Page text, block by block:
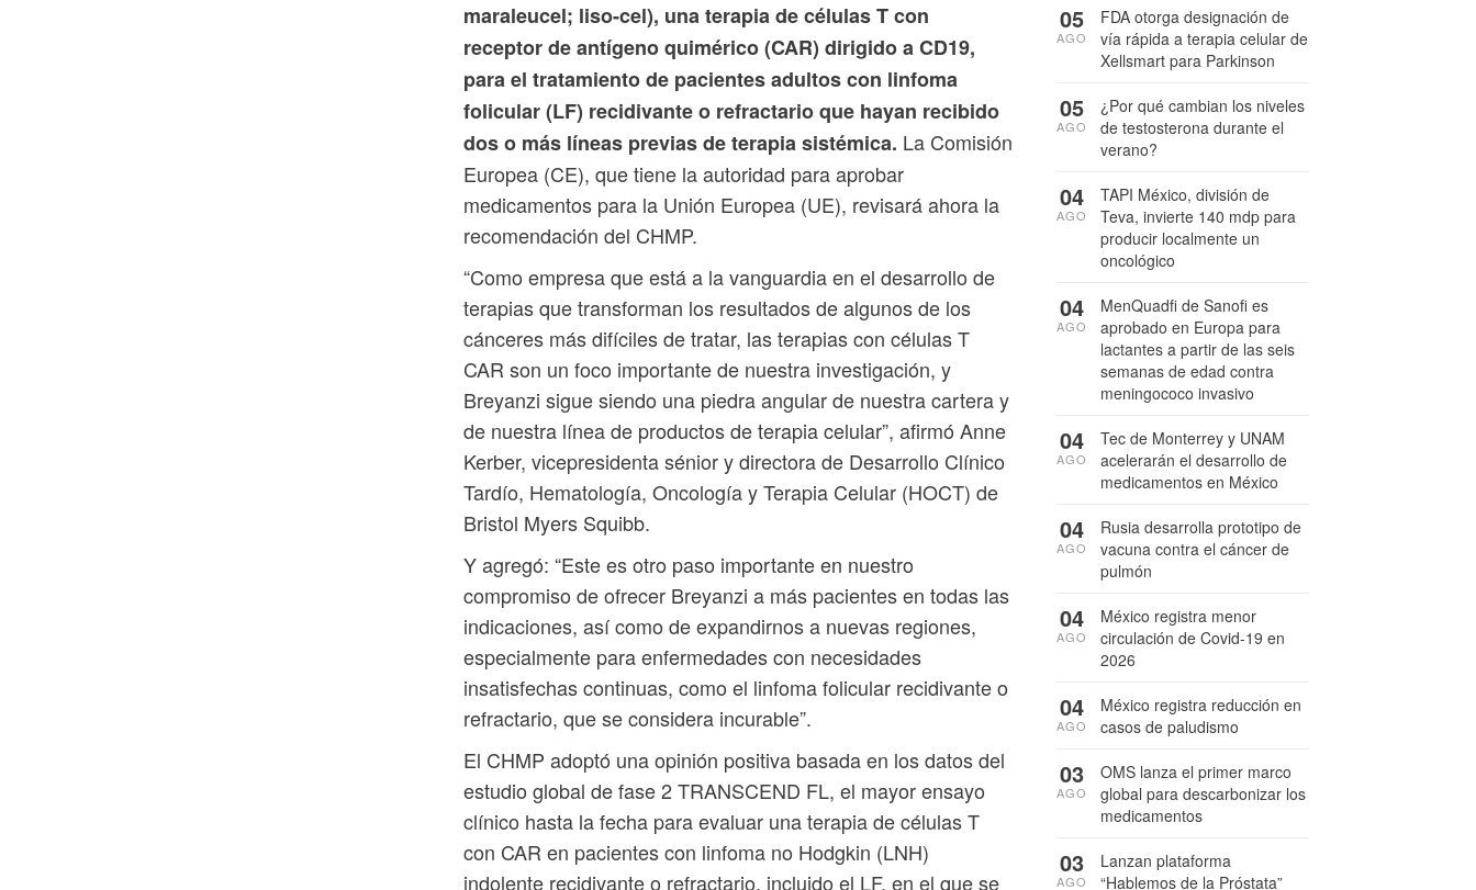
maraleucel; liso-cel), una terapia de células T con
receptor de antígeno quimérico (CAR) dirigido a CD19,
para el tratamiento de pacientes adultos con linfoma
folicular (LF) recidivante o refractario que hayan recibido
dos o más líneas previas de terapia sistémica. La Comisión
Europea (CE), que tiene la autoridad para aprobar
medicamentos para la Unión Europea (UE), revisará ahora la
recomendación del CHMP.
“Como empresa que está a la vanguardia en el desarrollo de
terapias que transforman los resultados de algunos de los
cánceres más difíciles de tratar, las terapias con células T
CAR son un foco importante de nuestra investigación, y
Breyanzi sigue siendo una piedra angular de nuestra cartera y
de nuestra línea de productos de terapia celular”, afirmó Anne
Kerber, vicepresidenta sénior y directora de Desarrollo Clínico
Tardío, Hematología, Oncología y Terapia Celular (HOCT) de
Bristol Myers Squibb.
Y agregó: “Este es otro paso importante en nuestro
compromiso de ofrecer Breyanzi a más pacientes en todas las
indicaciones, así como de expandirnos a nuevas regiones,
especialmente para enfermedades con necesidades
insatisfechas continuas, como el linfoma folicular recidivante o
refractario, que se considera incurable”.
El CHMP adoptó una opinión positiva basada en los datos del
estudio global de fase 2 TRANSCEND FL, el mayor ensayo
clínico hasta la fecha para evaluar una terapia de células T
con CAR en pacientes con linfoma no Hodgkin (LNH)
indolente recidivante o refractario, incluido el LF, en el que se
FDA otorga designación de
vía rápida a terapia celular de
Xellsmart para Parkinson
05
AGO
¿Por qué cambian los niveles
de testosterona durante el
verano?
05
AGO
TAPI México, división de
Teva, invierte 140 mdp para
producir localmente un
oncológico
04
AGO
MenQuadfi de Sanofi es
aprobado en Europa para
lactantes a partir de las seis
semanas de edad contra
meningococo invasivo
04
AGO
Tec de Monterrey y UNAM
acelerarán el desarrollo de
medicamentos en México
04
AGO
Rusia desarrolla prototipo de
vacuna contra el cáncer de
pulmón
04
AGO
México registra menor
circulación de Covid-19 en
2026
04
AGO
México registra reducción en
casos de paludismo
04
AGO
OMS lanza el primer marco
global para descarbonizar los
medicamentos
03
AGO
Lanzan plataforma
“Hablemos de la Próstata”
03
AGO